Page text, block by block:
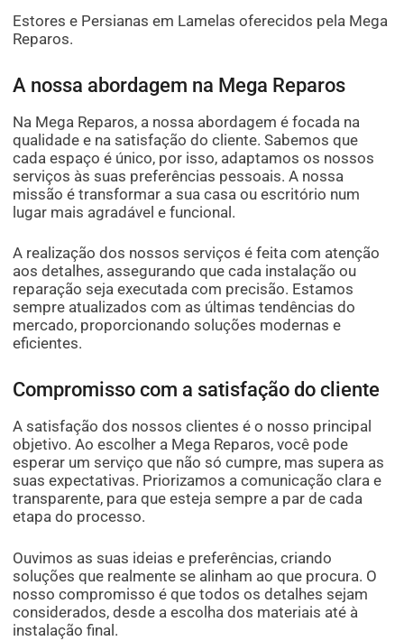
Estores e Persianas em Lamelas oferecidos pela Mega
Reparos.
A nossa abordagem na Mega Reparos
Na Mega Reparos, a nossa abordagem é focada na
qualidade e na satisfação do cliente. Sabemos que
cada espaço é único, por isso, adaptamos os nossos
serviços às suas preferências pessoais. A nossa
missão é transformar a sua casa ou escritório num
lugar mais agradável e funcional.
A realização dos nossos serviços é feita com atenção
aos detalhes, assegurando que cada instalação ou
reparação seja executada com precisão. Estamos
sempre atualizados com as últimas tendências do
mercado, proporcionando soluções modernas e
eficientes.
Compromisso com a satisfação do cliente
A satisfação dos nossos clientes é o nosso principal
objetivo. Ao escolher a Mega Reparos, você pode
esperar um serviço que não só cumpre, mas supera as
suas expectativas. Priorizamos a comunicação clara e
transparente, para que esteja sempre a par de cada
etapa do processo.
Ouvimos as suas ideias e preferências, criando
soluções que realmente se alinham ao que procura. O
nosso compromisso é que todos os detalhes sejam
considerados, desde a escolha dos materiais até à
instalação final.